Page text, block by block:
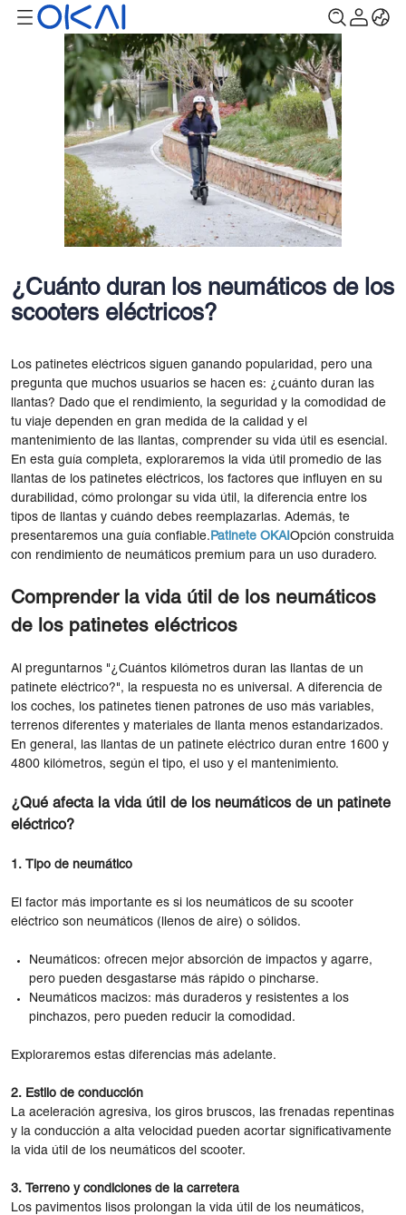
¿Cuánto duran los neumáticos de los
scooters eléctricos?
Los patinetes eléctricos siguen ganando popularidad, pero una
pregunta que muchos usuarios se hacen es: ¿cuánto duran las
llantas? Dado que el rendimiento, la seguridad y la comodidad de
tu viaje dependen en gran medida de la calidad y el
mantenimiento de las llantas, comprender su vida útil es esencial.
En esta guía completa, exploraremos la vida útil promedio de las
llantas de los patinetes eléctricos, los factores que influyen en su
durabilidad, cómo prolongar su vida útil, la diferencia entre los
tipos de llantas y cuándo debes reemplazarlas. Además, te
presentaremos una guía confiable. Patinete OKAI Opción construida
con rendimiento de neumáticos premium para un uso duradero.
Comprender la vida útil de los neumáticos
de los patinetes eléctricos
Al preguntarnos "¿Cuántos kilómetros duran las llantas de un
patinete eléctrico?", la respuesta no es universal. A diferencia de
los coches, los patinetes tienen patrones de uso más variables,
terrenos diferentes y materiales de llanta menos estandarizados.
En general, las llantas de un patinete eléctrico duran entre 1600 y
4800 kilómetros, según el tipo, el uso y el mantenimiento.
¿Qué afecta la vida útil de los neumáticos de un patinete
eléctrico?
1. Tipo de neumático
El factor más importante es si los neumáticos de su scooter
eléctrico son neumáticos (llenos de aire) o sólidos.
Neumáticos: ofrecen mejor absorción de impactos y agarre,
pero pueden desgastarse más rápido o pincharse.
Neumáticos macizos: más duraderos y resistentes a los
pinchazos, pero pueden reducir la comodidad.
Exploraremos estas diferencias más adelante.
2. Estilo de conducción
La aceleración agresiva, los giros bruscos, las frenadas repentinas
y la conducción a alta velocidad pueden acortar significativamente
la vida útil de los neumáticos del scooter.
3. Terreno y condiciones de la carretera
Los pavimentos lisos prolongan la vida útil de los neumáticos,